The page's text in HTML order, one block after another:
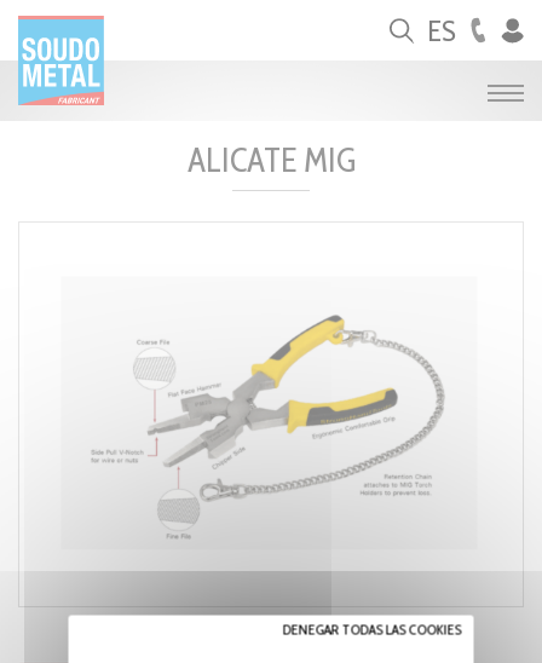
ES
ALICATE MIG
Panel de gestión de cookies
DENEGAR TODAS LAS COOKIES